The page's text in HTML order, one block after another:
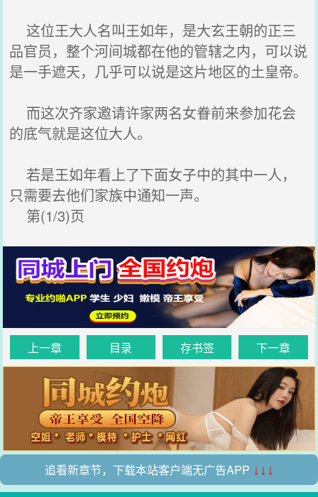
这位王大人名叫王如年，是大玄王朝的正三
品官员，整个河间城都在他的管辖之内，可以说
是一手遮天，几乎可以说是这片地区的土皇帝。
而这次齐家邀请许家两名女眷前来参加花会
的底气就是这位大人。
若是王如年看上了下面女子中的其中一人，
只需要去他们家族中通知一声。
第(1/3)页
上一章 目录 存书签 下一章
追看新章节，下载本站客户端无广告APP ↓↓↓